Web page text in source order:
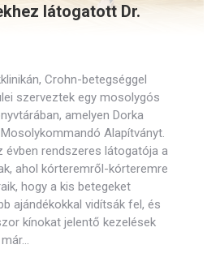
látogatott Dr.
Crohn-betegséggel
szerveztek egy mosolygós
amelyen Dorka
Alapítványt.
évben rendszeres látogatója a
ahol kórteremről-kórteremre
hogy a kis betegeket
ajándékokkal vidítsák fel, és
kínokat jelentő kezelések